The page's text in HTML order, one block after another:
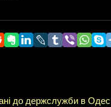
до держслужби в